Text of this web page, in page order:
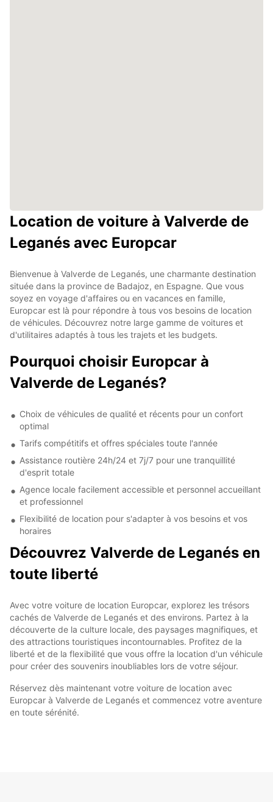
Location de voiture à Valverde de
Leganés avec Europcar
Bienvenue à Valverde de Leganés, une charmante destination
située dans la province de Badajoz, en Espagne. Que vous
soyez en voyage d'affaires ou en vacances en famille,
Europcar est là pour répondre à tous vos besoins de location
de véhicules. Découvrez notre large gamme de voitures et
d'utilitaires adaptés à tous les trajets et les budgets.
Pourquoi choisir Europcar à
Valverde de Leganés?
Choix de véhicules de qualité et récents pour un confort
optimal
Tarifs compétitifs et offres spéciales toute l'année
Assistance routière 24h/24 et 7j/7 pour une tranquillité
d'esprit totale
Agence locale facilement accessible et personnel accueillant
et professionnel
Flexibilité de location pour s'adapter à vos besoins et vos
horaires
Découvrez Valverde de Leganés en
toute liberté
Avec votre voiture de location Europcar, explorez les trésors
cachés de Valverde de Leganés et des environs. Partez à la
découverte de la culture locale, des paysages magnifiques, et
des attractions touristiques incontournables. Profitez de la
liberté et de la flexibilité que vous offre la location d'un véhicule
pour créer des souvenirs inoubliables lors de votre séjour.
Réservez dès maintenant votre voiture de location avec
Europcar à Valverde de Leganés et commencez votre aventure
en toute sérénité.